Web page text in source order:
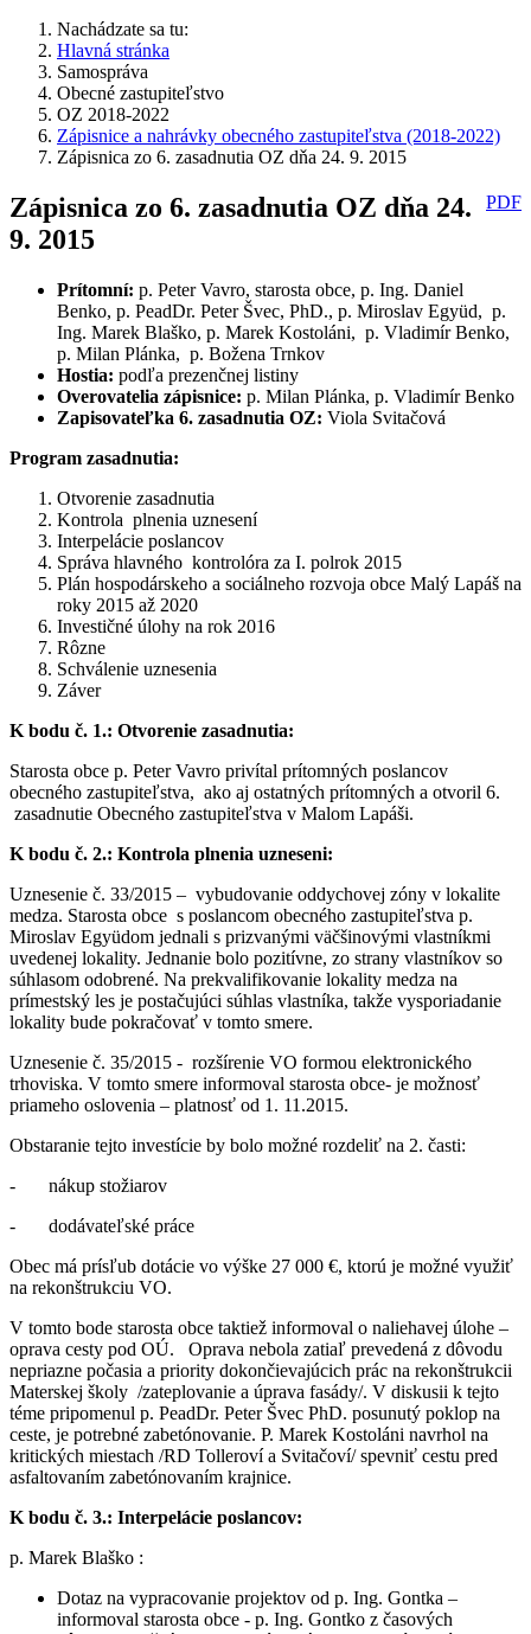
Nachádzate sa tu:
Hlavná stránka
Samospráva
Obecné zastupiteľstvo
OZ 2018-2022
Zápisnice a nahrávky obecného zastupiteľstva (2018-2022)
Zápisnica zo 6. zasadnutia OZ dňa 24. 9. 2015
PDF
Zápisnica zo 6. zasadnutia OZ dňa 24.
9. 2015
Prítomní: p. Peter Vavro, starosta obce, p. Ing. Daniel
Benko, p. PeadDr. Peter Švec, PhD., p. Miroslav Együd, p.
Ing. Marek Blaško, p. Marek Kostoláni, p. Vladimír Benko,
p. Milan Plánka, p. Božena Trnkov
Hostia: podľa prezenčnej listiny
Overovatelia zápisnice: p. Milan Plánka, p. Vladimír Benko
Zapisovateľka 6. zasadnutia OZ: Viola Svitačová
Program zasadnutia:
Otvorenie zasadnutia
Kontrola plnenia uznesení
Interpelácie poslancov
Správa hlavného kontrolóra za I. polrok 2015
Plán hospodárskeho a sociálneho rozvoja obce Malý Lapáš na
roky 2015 až 2020
Investičné úlohy na rok 2016
Rôzne
Schválenie uznesenia
Záver
K bodu č. 1.: Otvorenie zasadnutia:
Starosta obce p. Peter Vavro privítal prítomných poslancov
obecného zastupiteľstva, ako aj ostatných prítomných a otvoril 6.
zasadnutie Obecného zastupiteľstva v Malom Lapáši.
K bodu č. 2.: Kontrola plnenia uzneseni:
Uznesenie č. 33/2015 – vybudovanie oddychovej zóny v lokalite
medza. Starosta obce s poslancom obecného zastupiteľstva p.
Miroslav Együdom jednali s prizvanými väčšinovými vlastníkmi
uvedenej lokality. Jednanie bolo pozitívne, zo strany vlastníkov so
súhlasom odobrené. Na prekvalifikovanie lokality medza na
prímestský les je postačujúci súhlas vlastníka, takže vysporiadanie
lokality bude pokračovať v tomto smere.
Uznesenie č. 35/2015 - rozšírenie VO formou elektronického
trhoviska. V tomto smere informoval starosta obce- je možnosť
priameho oslovenia – platnosť od 1. 11.2015.
Obstaranie tejto investície by bolo možné rozdeliť na 2. časti:
- nákup stožiarov
- dodávateľské práce
Obec má prísľub dotácie vo výške 27 000 €, ktorú je možné využiť
na rekonštrukciu VO.
V tomto bode starosta obce taktiež informoval o naliehavej úlohe –
oprava cesty pod OÚ. Oprava nebola zatiaľ prevedená z dôvodu
nepriazne počasia a priority dokončievajúcich prác na rekonštrukcii
Materskej školy /zateplovanie a úprava fasády/. V diskusii k tejto
téme pripomenul p. PeadDr. Peter Švec PhD. posunutý poklop na
ceste, je potrebné zabetónovanie. P. Marek Kostoláni navrhol na
kritických miestach /RD Tolleroví a Svitačoví/ spevniť cestu pred
asfaltovaním zabetónovaním krajnice.
K bodu č. 3.: Interpelácie poslancov:
p. Marek Blaško :
Dotaz na vypracovanie projektov od p. Ing. Gontka –
informoval starosta obce - p. Ing. Gontko z časových